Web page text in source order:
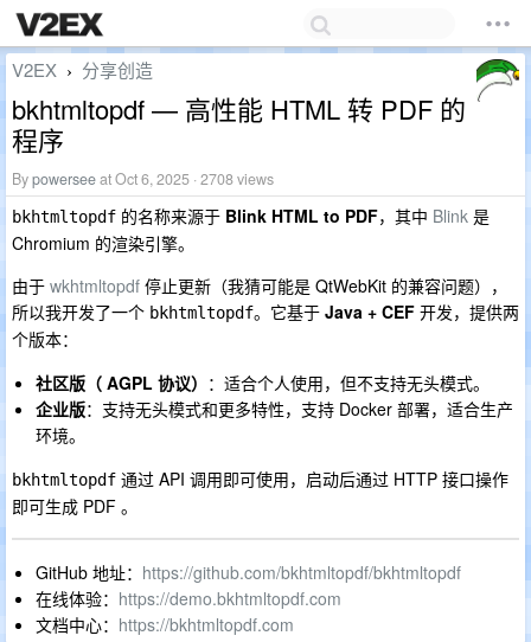
V2EX › 分享创造
bkhtmltopdf — 高性能 HTML 转 PDF 的
程序
Bypowerseeat Oct 6, 2025 · 2708 views
bkhtmltopdf 的名称来源于 Blink HTML to PDF，其中 Blink 是
Chromium 的渲染引擎。
由于 wkhtmltopdf 停止更新（我猜可能是 QtWebKit 的兼容问题），
所以我开发了一个 bkhtmltopdf。它基于 Java + CEF 开发，提供两
个版本：
社区版（ AGPL 协议） ：适合个人使用，但不支持无头模式。
企业版：支持无头模式和更多特性，支持 Docker 部署，适合生产
环境。
bkhtmltopdf 通过 API 调用即可使用，启动后通过 HTTP 接口操作
即可生成 PDF 。
GitHub 地址： https://github.com/bkhtmltopdf/bkhtmltopdf
在线体验： https://demo.bkhtmltopdf.com
文档中心： https://bkhtmltopdf.com